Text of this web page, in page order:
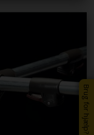
Brug for hjælp?